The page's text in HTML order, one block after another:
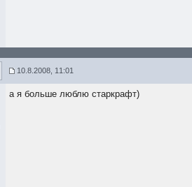
10.8.2008, 11:01
а я больше люблю старкрафт)